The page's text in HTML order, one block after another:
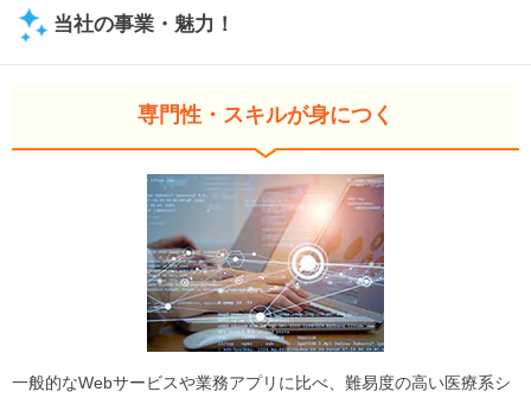
当社の事業・魅力！
専門性・スキルが身につく
一般的なWebサービスや業務アプリに比べ、難易度の高い医療系シ